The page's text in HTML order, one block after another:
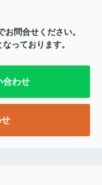
問合せください。
っております。
合わせ